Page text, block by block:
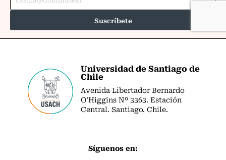
Universidad de Santiago de
Chile
Avenida Libertador Bernardo
O’Higgins Nº 3363. Estación
Central. Santiago. Chile.
Síguenos en: